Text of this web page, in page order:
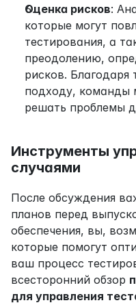
Оценка рисков:
которые могут
тестирования, а
преодолению,
рисков.
подходу, команды
решать проблемы
Инструменты
случаями
После обсуждения
планов перед
обеспечения, вы,
которые помогут
ваш процесс
всесторонний обзор
для управления